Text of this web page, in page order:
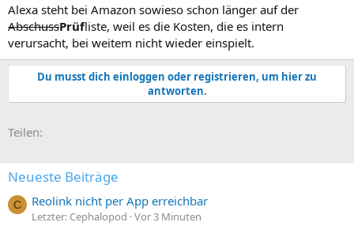
Alexa steht bei Amazon sowieso schon länger auf der
AbschussPrüfliste, weil es die Kosten, die es intern
verursacht, bei weitem nicht wieder einspielt.
Du musst dich einloggen oder registrieren, um hier zu
antworten.
Teilen:
Neueste Beiträge
C Reolink nicht per App erreichbar
Letzter: Cephalopod Vor 3 Minuten